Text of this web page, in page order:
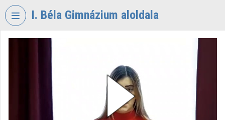
Skip header
I. Béla Gimnázium aloldala
Organization home